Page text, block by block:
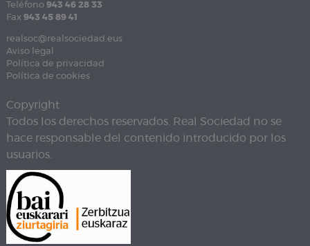
Teléfono 943 46 28 33
Fax 943 45 89 41
realsoc@realsociedad.eus
Aviso legal
Política de privacidad
Política de cookies
Copyright
Todos los derechos reservados. Real Sociedad no se
hace responsable del contenido introducido por los
usuarios.